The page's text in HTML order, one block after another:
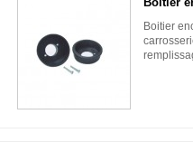
Boitier